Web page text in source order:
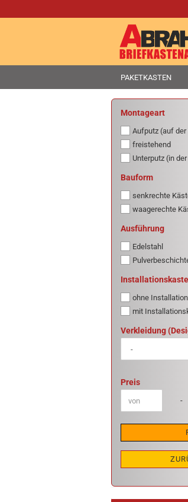
PAKETKASTEN
MONTAGEART
Montageart
Aufputz (auf der
freistehend
Unterputz (in
BAUFORM
Bauform
senkrechte
waagerechte
AUSFÜHRUNG
Ausführung
Edelstahl
FÜR
KLINGEL)
ohne
mit
VERKLEIDUNG
(DESIGN)
Verkleidung
PREIS
Preis
Preis bis -